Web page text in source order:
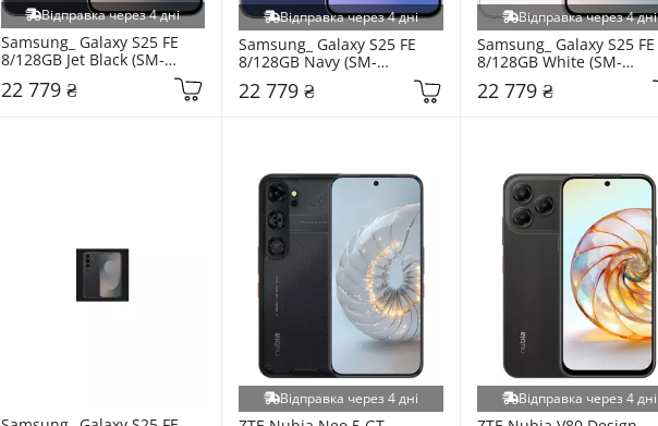
Відправка через 4 дні
Samsung_ Galaxy S25 FE
8/128GB Jet Black (SM-
22 779 ₴
Відправка через 4 дні
Samsung_ Galaxy S25 FE
8/128GB Navy (SM-
22 779 ₴
Відправка через 4 дні
Samsung_ Galaxy S25 FE
8/128GB White (SM-
22 779 ₴
Відправка через 4 дні Відправка через 4 дні